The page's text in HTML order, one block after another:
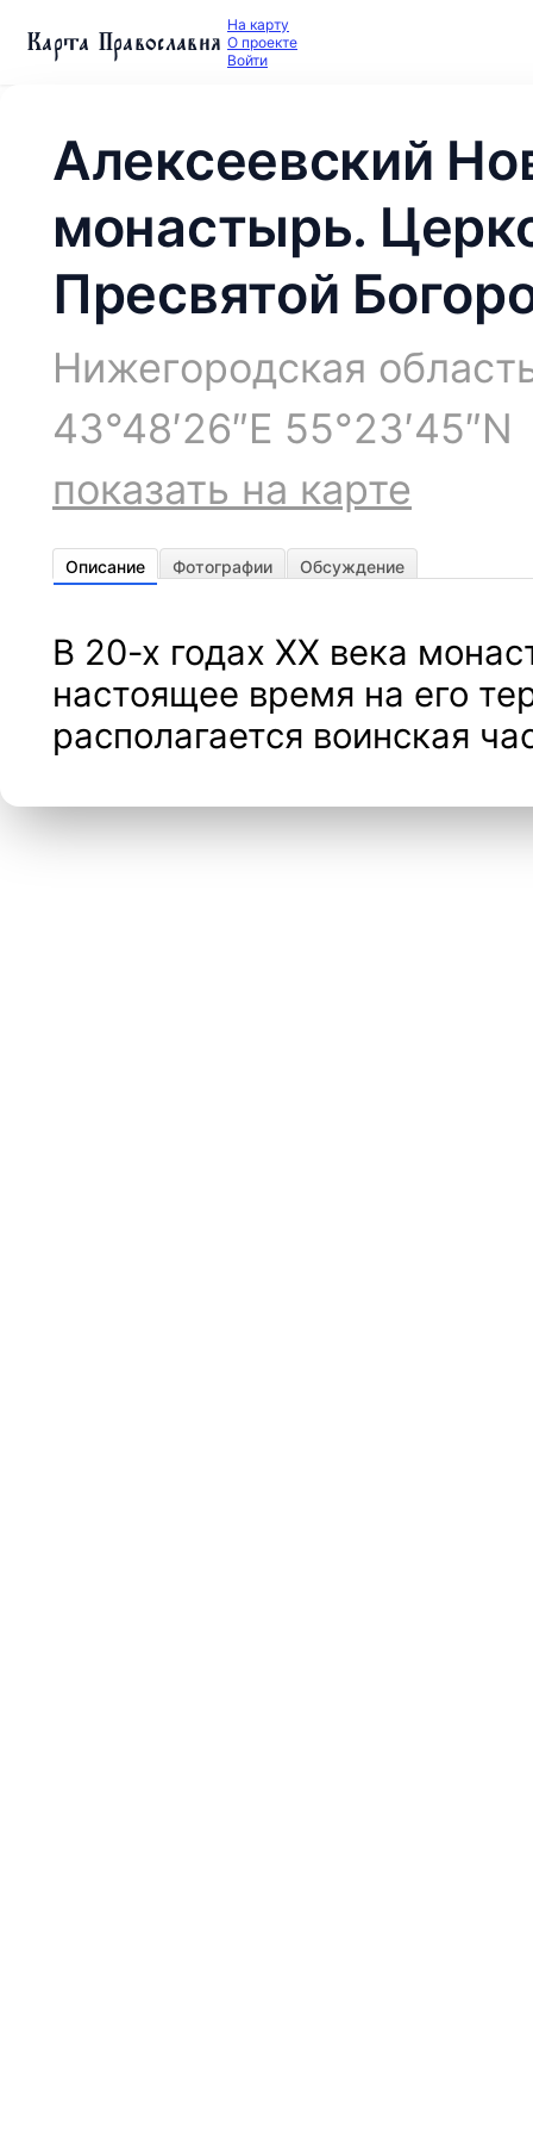
Карта Православия На карту
О проекте
Войти
Алексеевский
монастырь.
Пресвятой
Нижегородская
43°48′26″E 55°23′45″N
показать на карте
Описание Фотографии Обсуждение
В 20-х годах XX века
настоящее время на его
располагается воинская